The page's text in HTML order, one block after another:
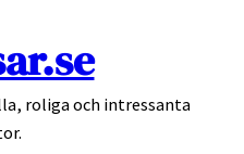
roliga och intressanta